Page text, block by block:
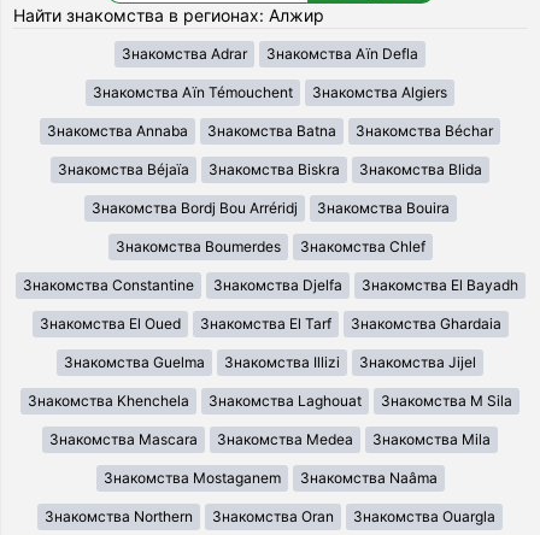
Найти знакомства в регионах: Алжир
Знакомства Adrar Знакомства Aïn Defla
Знакомства Aïn Témouchent Знакомства Algiers
Знакомства Annaba Знакомства Batna Знакомства Béchar
Знакомства Béjaïa Знакомства Biskra Знакомства Blida
Знакомства Bordj Bou Arréridj Знакомства Bouira
Знакомства Boumerdes Знакомства Chlef
Знакомства Constantine Знакомства Djelfa Знакомства El Bayadh
Знакомства El Oued Знакомства El Tarf Знакомства Ghardaia
Знакомства Guelma Знакомства Illizi Знакомства Jijel
Знакомства Khenchela Знакомства Laghouat Знакомства M Sila
Знакомства Mascara Знакомства Medea Знакомства Mila
Знакомства Mostaganem Знакомства Naâma
Знакомства Northern Знакомства Oran Знакомства Ouargla